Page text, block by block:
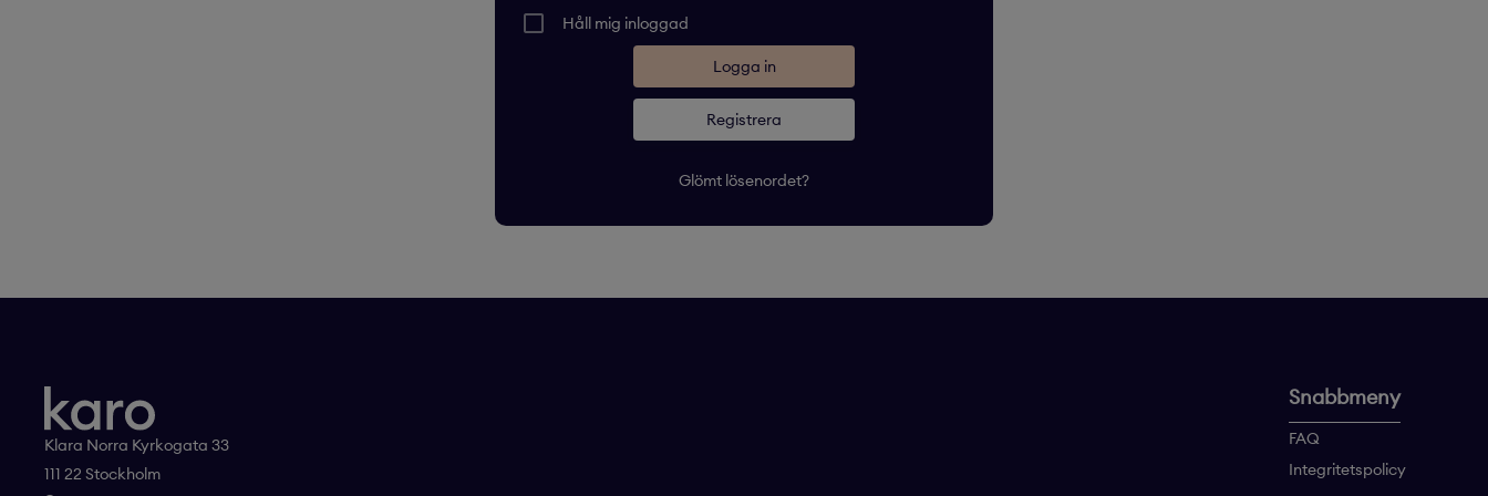
Håll mig inloggad
Registrera
Glömt lösenordet?
Klara Norra Kyrkogata 33
111 22 Stockholm
Snabbmeny
FAQ
Integritetspolicy